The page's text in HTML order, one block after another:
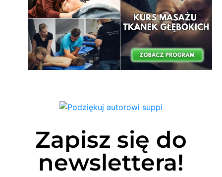
Zapisz się do
newslettera!